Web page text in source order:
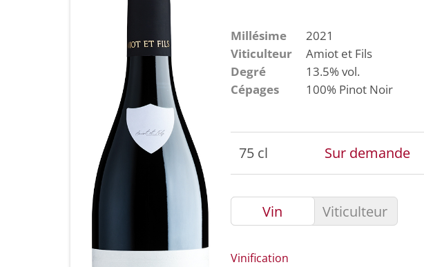
Millésime
2021
Viticulteur
Amiot et Fils
Degré
13.5% vol.
Cépages
100% Pinot Noir
75 cl Sur demande
Vin Viticulteur
Vinification